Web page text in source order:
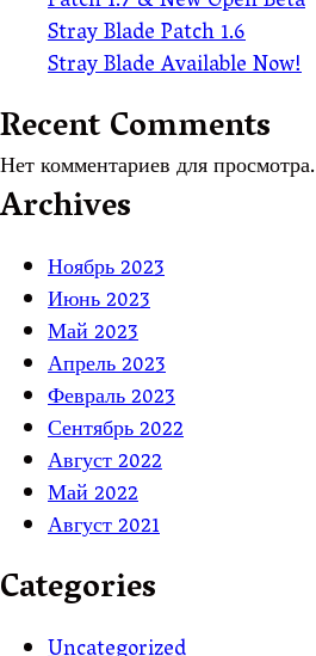
Stray Blade Patch 1.6
Stray Blade Available Now!
Recent Comments
Нет комментариев для просмотра.
Archives
Ноябрь 2023
Июнь 2023
Май 2023
Апрель 2023
Февраль 2023
Сентябрь 2022
Август 2022
Май 2022
Август 2021
Categories